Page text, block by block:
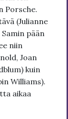
Porsche.
(Julianne
pään
niin
Joan
kuin
Williams).
aikaa